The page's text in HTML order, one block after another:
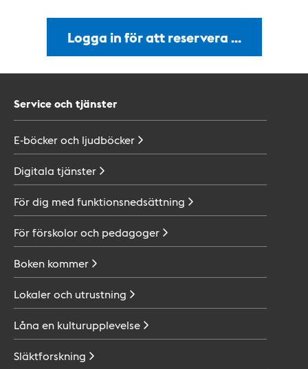
Logga in för att reservera …
Service och tjänster
E-böcker och ljudböcker
Digitala tjänster
För dig med funktionsnedsättning
För förskolor och pedagoger
Boken kommer
Lokaler och utrustning
Låna en kulturupplevelse
Släktforskning